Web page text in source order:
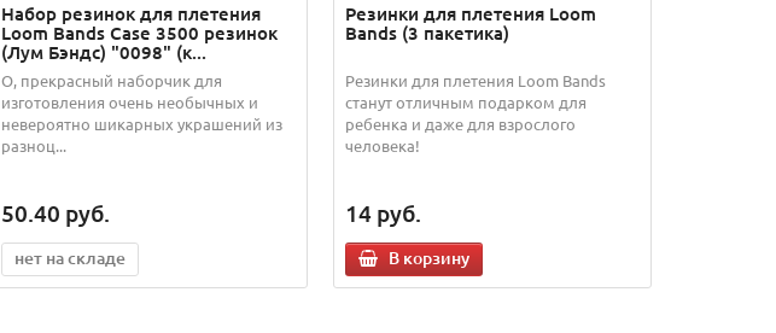
Набор резинок для плетения
Loom Bands Case 3500 резинок
(Лум Бэндс) "0098" (к...
О, прекрасный наборчик для
изготовления очень необычных и
невероятно шикарных украшений из
разноц...
50.40 руб.
нет на складе
Резинки для плетения Loom
Bands (3 пакетика)
Резинки для плетения Loom Bands
станут отличным подарком для
ребенка и даже для взрослого
человека!
14руб.
В корзину